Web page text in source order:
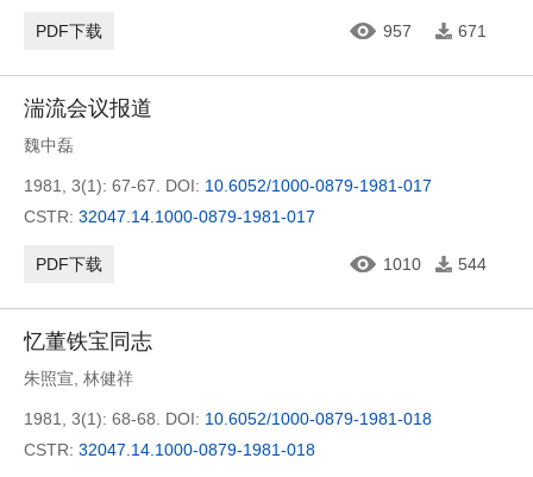
PDF下载 957 671
湍流会议报道
魏中磊
1981, 3(1): 67-67. DOI: 10.6052/1000-0879-1981-017
CSTR: 32047.14.1000-0879-1981-017
PDF下载 1010 544
忆董铁宝同志
朱照宣 林健祥
1981, 3(1): 68-68. DOI: 10.6052/1000-0879-1981-018
CSTR: 32047.14.1000-0879-1981-018